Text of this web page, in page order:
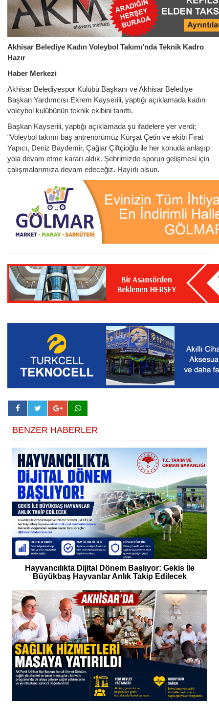
Akhisar Belediye Kadın Voleybol Takımı’nda Teknik Kadro
Hazır
Haber Merkezi
Akhisar Belediyespor Kulübü Başkanı ve Akhisar Belediye
Başkan Yardımcısı Ekrem Kayserili, yaptığı açıklamada kadın
voleybol kulübünün teknik ekibini tanıttı.
Başkan Kayserili, yaptığı açıklamada şu ifadelere yer verdi;
“Voleybol takımı baş antrenörümüz Kürşat Çetin ve ekibi Fırat
Yapıcı, Deniz Baydemir, Çağlar Çiftçioğlu ile her konuda anlaşıp
yola devam etme kararı aldık. Şehrimizde sporun gelişmesi için
çalışmalarımıza devam edeceğiz. Hayırlı olsun.
BENZER HABERLER
Hayvancılıkta Dijital Dönem Başlıyor: Gekis İle
Büyükbaş Hayvanlar Anlık Takip Edilecek